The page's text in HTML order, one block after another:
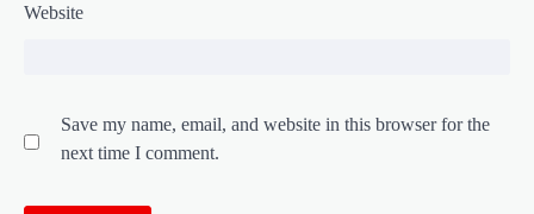
Website
Save my name, email, and website in this browser for the
next time I comment.